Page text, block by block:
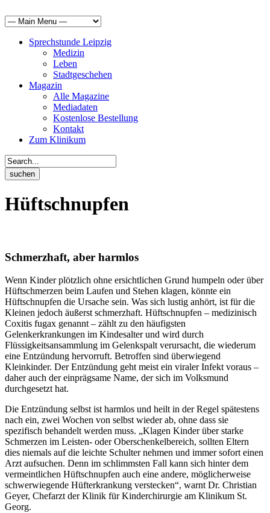
Sprechstunde Leipzig
Medizin
Leben
Stadtgeschehen
Magazin
Alle Magazine
Mediadaten
Kostenlose Bestellung
Kontakt
Zum Klinikum
Hüftschnupfen
Schmerzhaft, aber harmlos
Wenn Kinder plötzlich ohne ersichtlichen Grund humpeln oder über
Hüftschmerzen beim Laufen und Stehen klagen, könnte ein
Hüftschnupfen die Ursache sein. Was sich lustig anhört, ist für die
Kleinen jedoch äußerst schmerzhaft. Hüftschnupfen – medizinisch
Coxitis fugax genannt – zählt zu den häufigsten
Gelenkerkrankungen im Kindesalter und wird durch
Flüssigkeitsansammlung im Gelenkspalt verursacht, die wiederum
eine Entzündung hervorruft. Betroffen sind überwiegend
Kleinkinder. Der Entzündung geht meist ein viraler Infekt voraus –
daher auch der einprägsame Name, der sich im Volksmund
durchgesetzt hat.
Die Entzündung selbst ist harmlos und heilt in der Regel spätestens
nach ein, zwei Wochen von selbst wieder ab, ohne dass sie
spezifisch behandelt werden muss. „Klagen Kinder über starke
Schmerzen im Leisten- oder Oberschenkelbereich, sollten Eltern
dies niemals auf die leichte Schulter nehmen und immer sofort einen
Arzt aufsuchen. Denn im schlimmsten Fall kann sich hinter dem
vermeintlichen Hüftschnupfen auch eine andere, möglicherweise
schwerwiegende Hüfterkrankung verstecken“, warnt Dr. Christian
Geyer, Chefarzt der Klinik für Kinderchirurgie am Klinikum St.
Georg.